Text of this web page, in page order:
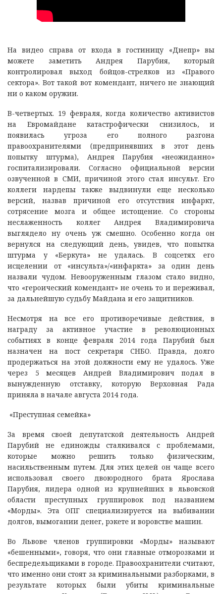
На видео справа от входа в гостиницу «Днепр» вы
можете заметить Андрея Парубия, который
контролировал выход бойцов-стрелков из «Правого
сектора». Вот такой вот комендант, ничего не знающий
ни о каком оружии.
В-четвертых. 19 февраля, когда количество активистов
на Евромайдане катастрофически снизилось, и
появилась угроза его полного разгона
правоохранителями (предпринявших в этот день
попытку штурма), Андрея Парубия «неожиданно»
госпитализировали. Согласно официальной версии
озвученной в СМИ, причиной этого стал инсульт. Его
коллеги нардепы также выдвинули еще несколько
версий, назвав причиной его отсутствия инфаркт,
сотрясение мозга и общее истощение. Со стороны
неслаженность коллег Андрея Владимировича
выглядело ну очень уж смешно. Особенно когда он
вернулся на следующий день, увидев, что попытка
штурма у «Беркута» не удалась. В соцсетях его
исцелении от «инсульта»/«инфаркта» за один день
назвали чудом. Невооруженным глазом стало видно,
что «героический комендант» не очень то и переживал,
за дальнейшую судьбу Майдана и его защитников.
Несмотря на все его противоречивые действия, в
награду за активное участие в революционных
событиях в конце февраля 2014 года Парубий был
назначен на пост секретаря СНБО. Правда, долго
продержаться на этой должности ему не удалось. Уже
через 5 месяцев Андрей Владимирович подал в
вынужденную отставку, которую Верховная Рада
приняла в начале августа 2014 года.
«Преступная семейка»
За время своей депутатской деятельность Андрей
Парубий не единожды сталкивался с проблемами,
которые можно решить только физическим,
насильственным путем. Для этих целей он чаще всего
использовал своего двоюродного брата Ярослава
Парубия, лидера одной из крупнейших в львовской
области преступных группировок под названием
«Морды». Эта ОПГ специализируется на выбивании
долгов, вымогании денег, рэкете и воровстве машин.
Во Львове членов группировки «Морды» называют
«бешенными», говоря, что они главные отморозками и
беспредельщиками в городе. Правоохранители считают,
что именно они стоят за криминальными разборками, в
результате которых были убиты криминальные